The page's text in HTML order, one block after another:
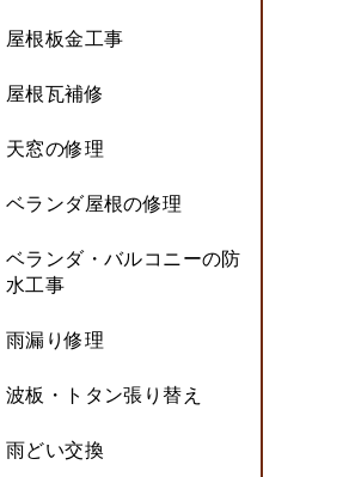
屋根板金工事
屋根瓦補修
天窓の修理
ベランダ屋根の修理
ベランダ・バルコニーの防
水工事
雨漏り修理
波板・トタン張り替え
雨どい交換